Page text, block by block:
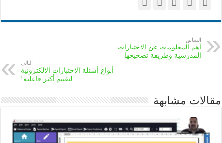
السابق
أهم المعلومات عن الاختبارات
المدرسية وطريقة تصحيحها
التالي
أنواع أسئلة الاختبارات الالكترونية
لتقييم أكثر فاعلية!
مقالات مشابهة